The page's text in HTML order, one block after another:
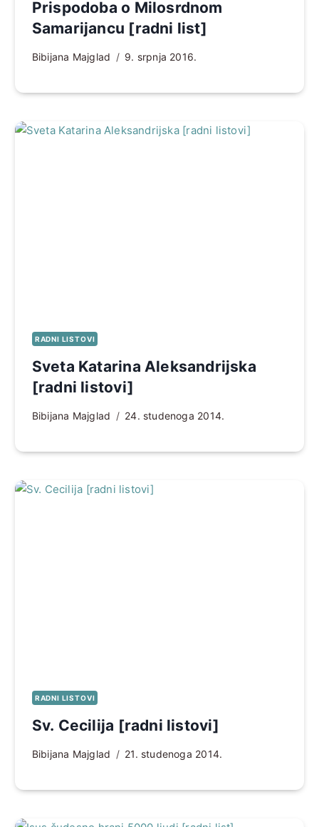
Prispodoba o Milosrdnom
Samarijancu [radni list]
Bibijana Majglad 9. srpnja 2016.
RADNI LISTOVI
Sveta Katarina Aleksandrijska
[radni listovi]
Bibijana Majglad 24. studenoga 2014.
RADNI LISTOVI
Sv. Cecilija [radni listovi]
Bibijana Majglad 21. studenoga 2014.